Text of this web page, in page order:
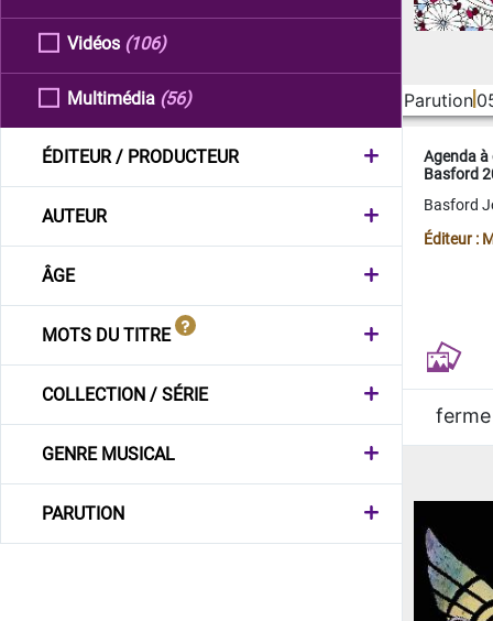
Vidéos (106)
Multimédia (56)
ÉDITEUR / PRODUCTEUR
AUTEUR
ÂGE
MOTS DU TITRE
COLLECTION / SÉRIE
GENRE MUSICAL
PARUTION
Parution
Agenda
Basford
Basford
Éditeur :
ferme